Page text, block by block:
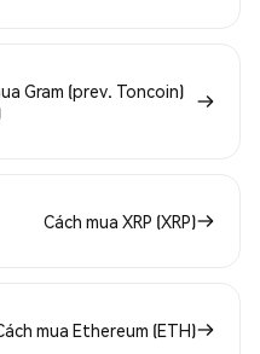
Gram (prev. Toncoin)
Cách mua XRP (XRP)
mua Ethereum (ETH)